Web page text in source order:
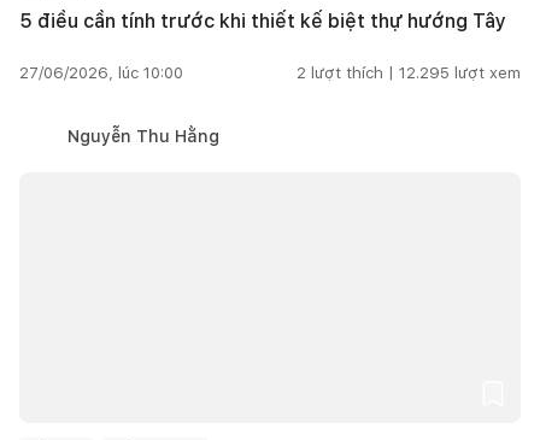
5 điều cần tính trước khi thiết kế biệt thự hướng Tây
27/06/2026, lúc 10:00 2 lượt thích | 12.295 lượt xem
Nguyễn Thu Hằng